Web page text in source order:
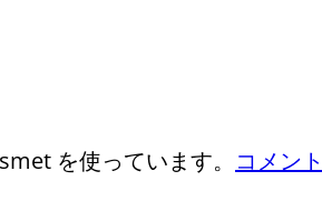
を使っています。 コメン